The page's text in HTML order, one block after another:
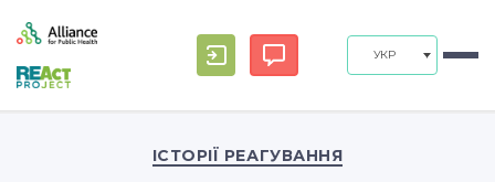
УКР
ІСТОРІЇ РЕАГУВАННЯ